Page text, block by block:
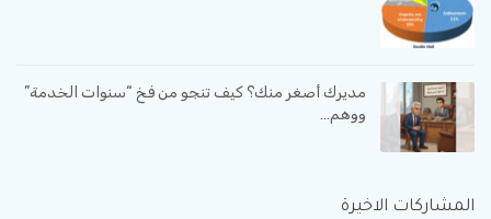
مديرك أصغر منك؟ كيف تنجو من فخ “سنوات الخدمة”
ووهم…
المشاركات الاخيرة